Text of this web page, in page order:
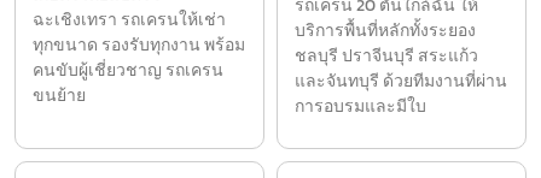
ฉะเชิงเทรา รถเครนให้เช่า
ทุกขนาด รองรับทุกงาน พร้อม
คนขับผู้เชี่ยวชาญ รถเครน
ขนย้าย
รถเครน 20 ตันใกล้ฉัน ให้
บริการพื้นที่หลักทั้งระยอง
ชลบุรี ปราจีนบุรี สระแก้ว
และจันทบุรี ด้วยทีมงานที่ผ่าน
การอบรมและมีใบ